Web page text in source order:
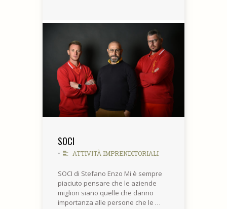
SOCI
• ATTIVITÀ IMPRENDITORIALI
SOCI di Stefano Enzo Mi è sempre
piaciuto pensare che le aziende
migliori siano quelle che danno
importanza alle persone che le …